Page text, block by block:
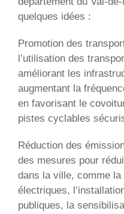
quelques idées :
Promotion des
l’utilisation des
améliorant les
augmentant la
en favorisant le
pistes cyclables
Réduction des
des mesures pour
dans la ville, comme
électriques,
publiques, la